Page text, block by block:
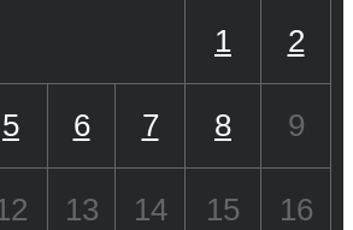
1 2
5 6 7 8 9
13 14 15 16